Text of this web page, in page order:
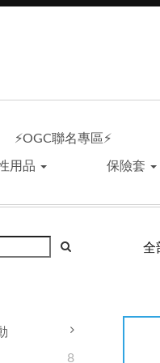
⚡OGC聯名專區⚡
用品 保險套
8
全